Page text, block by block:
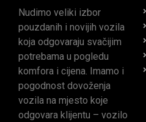
Nudimo veliki izbor
pouzdanih i novijih vozila
koja odgovaraju svačijim
potrebama u pogledu
komfora i cijena. Imamo i
pogodnost dovoženja
vozila na mjesto koje
odgovara klijentu – vozilo